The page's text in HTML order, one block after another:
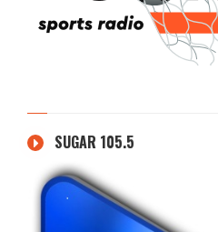
SUGAR 105.5